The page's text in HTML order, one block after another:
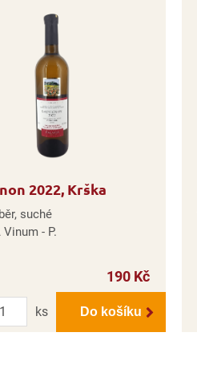
2022, Krška
suché
Vinum - P.
190 Kč
ks
Do košíku